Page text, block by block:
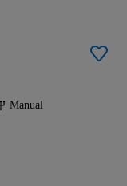
Manual